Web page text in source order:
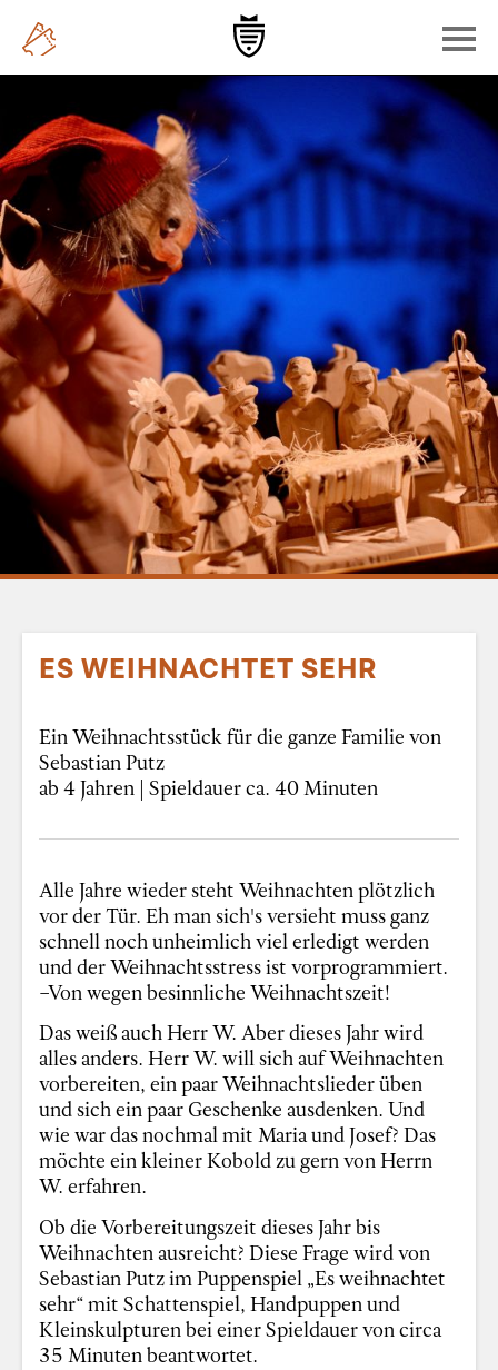
ES WEIHNACHTET SEHR
Ein Weihnachtsstück für die ganze Familie von
Sebastian Putz
ab 4 Jahren | Spieldauer ca. 40 Minuten
Alle Jahre wieder steht Weihnachten plötzlich
vor der Tür. Eh man sich's versieht muss ganz
schnell noch unheimlich viel erledigt werden
und der Weihnachtsstress ist vorprogrammiert.
–Von wegen besinnliche Weihnachtszeit!
Das weiß auch Herr W. Aber dieses Jahr wird
alles anders. Herr W. will sich auf Weihnachten
vorbereiten, ein paar Weihnachtslieder üben
und sich ein paar Geschenke ausdenken. Und
wie war das nochmal mit Maria und Josef? Das
möchte ein kleiner Kobold zu gern von Herrn
W. erfahren.
Ob die Vorbereitungszeit dieses Jahr bis
Weihnachten ausreicht? Diese Frage wird von
Sebastian Putz im Puppenspiel „Es weihnachtet
sehr“ mit Schattenspiel, Handpuppen und
Kleinskulpturen bei einer Spieldauer von circa
35 Minuten beantwortet.